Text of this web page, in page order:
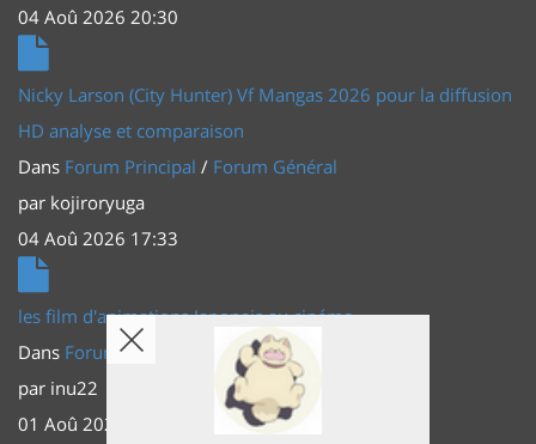
04 Aoû 2026 20:30
Nicky Larson (City Hunter) Vf Mangas 2026 pour la diffusion
HD analyse et comparaison
Dans Forum Principal / Forum Général
par kojiroryuga
04 Aoû 2026 17:33
les film d'animations Japonais au cinéma
Dans Forum Principal
Actus (TV, vidéo, web)
par inu22
01 Aoû 2026 20:56